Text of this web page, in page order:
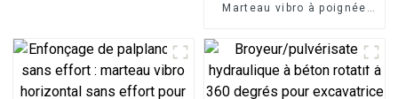
Marteau vibro à poignée
rapide pour les pipelines et
les services publics